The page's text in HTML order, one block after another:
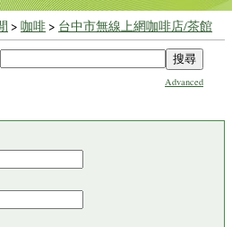
> 咖啡> 台中市無線上網咖啡店/茶館
Advanced